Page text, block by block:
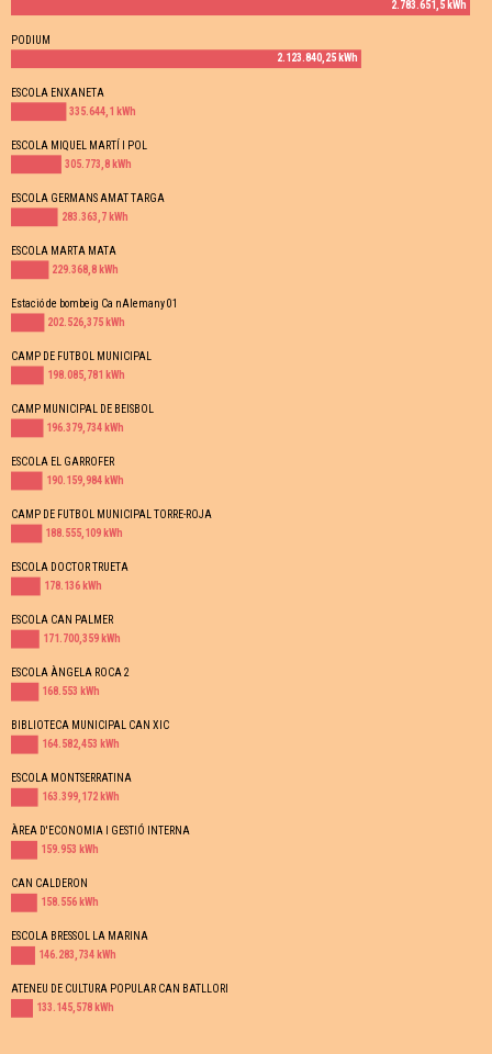
2.783.651,5 kWh
2.123.840,25 kWh
335.644,1 kWh
305.773,8 kWh
283.363,7 kWh
229.368,8 kWh
202.526,375 kWh
198.085,781 kWh
196.379,734 kWh
190.159,984 kWh
188.555,109 kWh
178.136 kWh
171.700,359 kWh
168.553 kWh
164.582,453 kWh
163.399,172 kWh
159.953 kWh
158.556 kWh
146.283,734 kWh
133.145,578 kWh
PODIUM
ESCOLA ENXANETA
ESCOLA MIQUEL MARTÍ I POL
ESCOLA GERMANS AMAT TARGA
ESCOLA MARTA MATA
Estació de bombeig Ca nAlemany 01
CAMP DE FUTBOL MUNICIPAL
CAMP MUNICIPAL DE BEISBOL
ESCOLA EL GARROFER
CAMP DE FUTBOL MUNICIPAL TORRE-ROJA
ESCOLA DOCTOR TRUETA
ESCOLA CAN PALMER
ESCOLA ÀNGELA ROCA 2
BIBLIOTECA MUNICIPAL CAN XIC
ESCOLA MONTSERRATINA
ÀREA D'ECONOMIA I GESTIÓ INTERNA
CAN CALDERON
ESCOLA BRESSOL LA MARINA
ATENEU DE CULTURA POPULAR CAN BATLLORI